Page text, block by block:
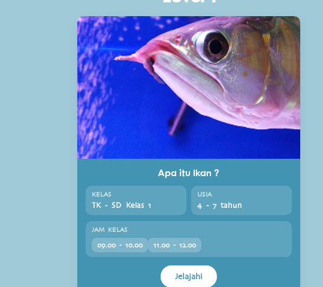
Apa itu Ikan ?
KELAS
TK - SD Kelas 1
USIA
4 - 7 tahun
JAM KELAS
09.00 - 10.00 11.00 - 12.00
Jelajahi